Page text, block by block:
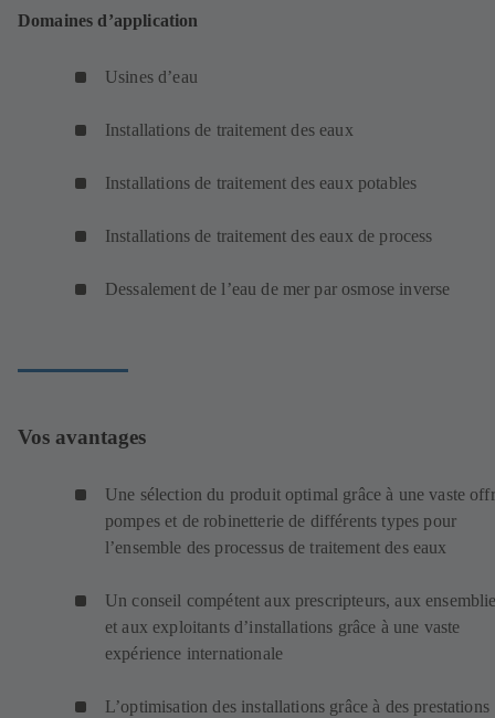
Domaines d’application
Usines d’eau
Installations de traitement des eaux
Installations de traitement des eaux potables
Installations de traitement des eaux de process
Dessalement de l’eau de mer par osmose inverse
Vos avantages
Une sélection du produit optimal grâce à une vaste
pompes et de robinetterie de différents types pour
l’ensemble des processus de traitement des eaux
Un conseil compétent aux prescripteurs, aux
et aux exploitants d’installations grâce à une vaste
expérience internationale
L’optimisation des installations grâce à des prestations